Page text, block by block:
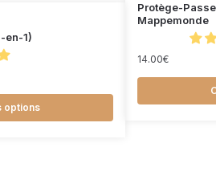
en-1)
options
Protège-
Mappemonde
14.00€